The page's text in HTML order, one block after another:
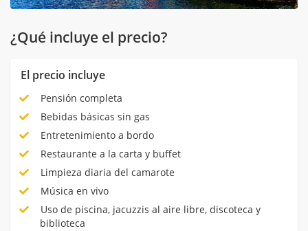
¿Qué incluye el precio?
El precio incluye
Pensión completa
Bebidas básicas sin gas
Entretenimiento a bordo
Restaurante a la carta y buffet
Limpieza diaria del camarote
Música en vivo
Uso de piscina, jacuzzis al aire libre, discoteca y
biblioteca